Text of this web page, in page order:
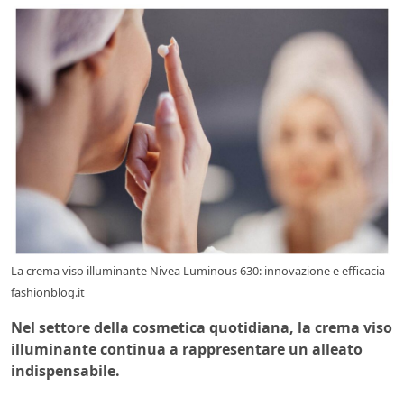
La crema viso illuminante Nivea Luminous 630: innovazione e efficacia-
fashionblog.it
Nel settore della cosmetica quotidiana, la crema viso
illuminante continua a rappresentare un alleato
indispensabile.